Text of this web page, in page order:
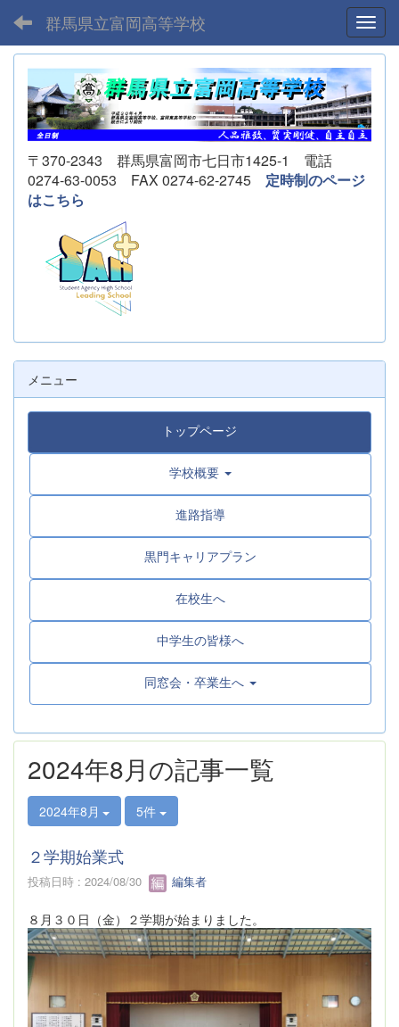
群馬県立富岡高等学校
〒370-2343 群馬県富岡市七日市1425-1 電話
0274-63-0053 FAX 0274-62-2745 定時制のページ
はこちら
メニュー
トップページ
学校概要
進路指導
黒門キャリアプラン
在校生へ
中学生の皆様へ
同窓会・卒業生へ
2024年8月の記事一覧
2024年8月 5件
２学期始業式
投稿日時 : 2024/08/30 編集者
８月３０日（金）２学期が始まりました。